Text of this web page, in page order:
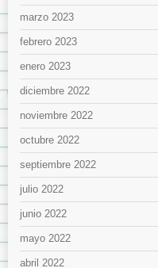
marzo 2023
febrero 2023
enero 2023
diciembre 2022
noviembre 2022
octubre 2022
septiembre 2022
julio 2022
junio 2022
mayo 2022
abril 2022